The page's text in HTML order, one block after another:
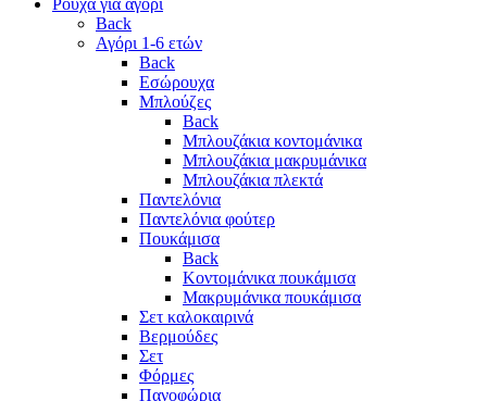
Ρούχα για αγόρι
Back
Αγόρι 1-6 ετών
Back
Εσώρουχα
Μπλούζες
Back
Μπλουζάκια κοντομάνικα
Μπλουζάκια μακρυμάνικα
Μπλουζάκια πλεκτά
Παντελόνια
Παντελόνια φούτερ
Πουκάμισα
Back
Κοντομάνικα πουκάμισα
Μακρυμάνικα πουκάμισα
Σετ καλοκαιρινά
Βερμούδες
Σετ
Φόρμες
Πανοφώρια